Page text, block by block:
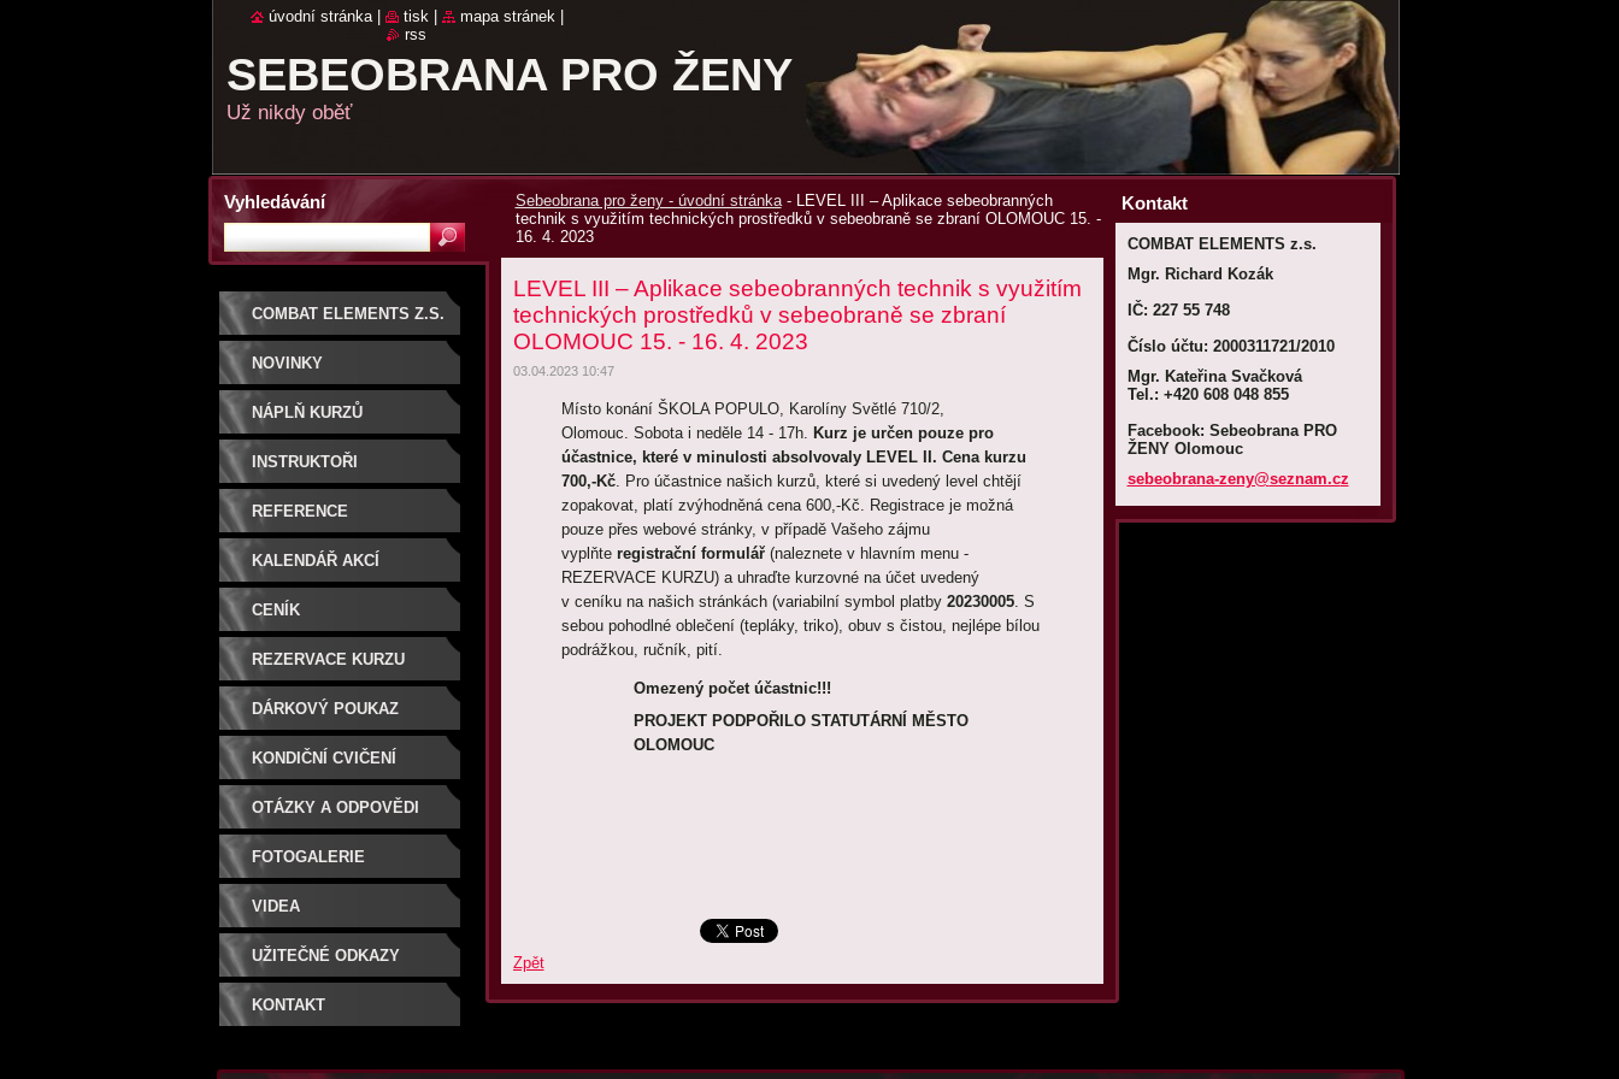
SEBEOBRANA PRO ŽENY
Už nikdy oběť
Sebeobrana pro ženy - úvodní stránka - LEVEL III – Aplikace sebeobranných
technik s využitím technických prostředků v sebeobraně se zbraní OLOMOUC 15. -
16. 4. 2023
LEVEL III – Aplikace sebeobranných technik s využitím
technických prostředků v sebeobraně se zbraní
OLOMOUC 15. - 16. 4. 2023
03.04.2023 10:47
Místo konání ŠKOLA POPULO, Karolíny Světlé 710/2,
Olomouc. Sobota i neděle 14 - 17h. Kurz je určen pouze pro
účastnice, které v minulosti absolvovaly LEVEL II. Cena kurzu
700,-Kč. Pro účastnice našich kurzů, které si uvedený level chtějí
zopakovat, platí zvýhodněná cena 600,-Kč. Registrace je možná
pouze přes webové stránky, v případě Vašeho zájmu
vyplňte registrační formulář(naleznete v hlavním menu -
REZERVACE KURZU) a uhraďte kurzovné na účet uvedený
v ceníku na našich stránkách (variabilní symbol platby 20230005. S
sebou pohodlné oblečení (tepláky, triko), obuv s čistou, nejlépe bílou
podrážkou, ručník, pití.
Omezený počet účastnic!!!
PROJEKT PODPOŘILO STATUTÁRNÍ MĚSTO
OLOMOUC
Zpět
COMBAT ELEMENTS Z.S.
NOVINKY
NÁPLŇ KURZŮ
SEBEOBRANY PRO
ŽENY
INSTRUKTOŘI
REFERENCE
KALENDÁŘ AKCÍ
CENÍK
REZERVACE KURZU
DÁRKOVÝ POUKAZ
KONDIČNÍ CVIČENÍ
OTÁZKY A ODPOVĚDI
FOTOGALERIE
VIDEA
UŽITEČNÉ ODKAZY
KONTAKT
Kontakt
COMBAT ELEMENTS z.s.
Mgr. Richard Kozák
IČ: 227 55 748
Číslo účtu: 2000311721/2010
Mgr. Kateřina Svačková
Tel.: +420 608 048 855
Facebook: Sebeobrana PRO
ŽENY Olomouc
sebeobrana-zeny@seznam.cz
Vyhledávání
úvodní stránka tisk mapa stránek
rss